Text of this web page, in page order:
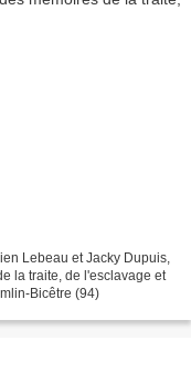
Lebeau et Jacky Dupuis,
la traite, de l'esclavage et
Bicêtre (94)